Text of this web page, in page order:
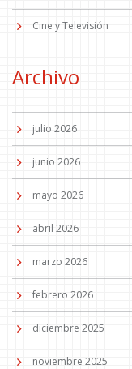
Cine y Televisión
Archivo
julio 2026
junio 2026
mayo 2026
abril 2026
marzo 2026
febrero 2026
diciembre 2025
noviembre 2025